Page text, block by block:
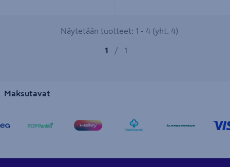
Näytetään tuotteet: 1 - 4 (yht. 4)
1 / 1
Maksutavat